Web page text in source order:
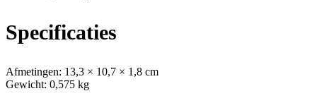
Specificaties
Afmetingen: 13,3 × 10,7 × 1,8 cm
Gewicht: 0,575 kg